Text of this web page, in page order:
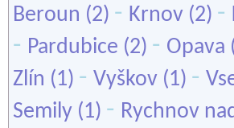
Beroun (2) - Krnov (2) -
- Pardubice (2) - Opava
Zlín (1) - Vyškov (1) -
Semily (1) - Rychnov